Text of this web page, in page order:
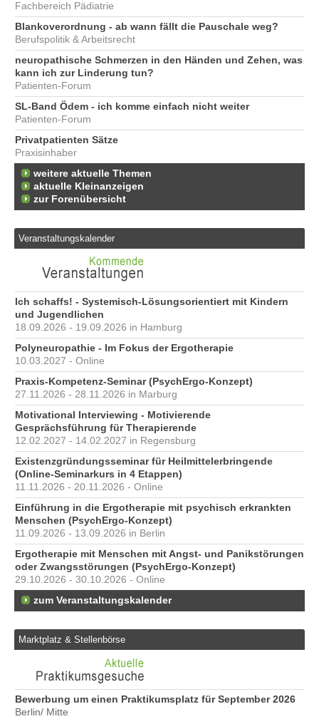
Fachbereich Pädiatrie
Blankoverordnung - ab wann fällt die Pauschale weg?
Berufspolitik & Arbeitsrecht
neuropathische Schmerzen in den Händen und Zehen, was
kann ich zur Linderung tun?
Patienten-Forum
SL-Band Ödem - ich komme einfach nicht weiter
Patienten-Forum
Privatpatienten Sätze
Praxisinhaber
weitere aktuelle Themen
aktuelle Kleinanzeigen
zur Forenübersicht
Veranstaltungskalender
Ich schaffs! - Systemisch-Lösungsorientiert mit Kindern
und Jugendlichen
18.09.2026 - 19.09.2026 in Hamburg
Polyneuropathie - Im Fokus der Ergotherapie
10.03.2027 - Online
Praxis-Kompetenz-Seminar (PsychErgo-Konzept)
27.11.2026 - 28.11.2026 in Marburg
Motivational Interviewing - Motivierende
Gesprächsführung für Therapierende
12.02.2027 - 14.02.2027 in Regensburg
Existenzgründungsseminar für Heilmittelerbringende
(Online-Seminarkurs in 4 Etappen)
11.11.2026 - 20.11.2026 - Online
Einführung in die Ergotherapie mit psychisch erkrankten
Menschen (PsychErgo-Konzept)
11.09.2026 - 13.09.2026 in Berlin
Ergotherapie mit Menschen mit Angst- und Panikstörungen
oder Zwangsstörungen (PsychErgo-Konzept)
29.10.2026 - 30.10.2026 - Online
zum Veranstaltungskalender
Marktplatz & Stellenbörse
Bewerbung um einen Praktikumsplatz für September 2026
Berlin/ Mitte